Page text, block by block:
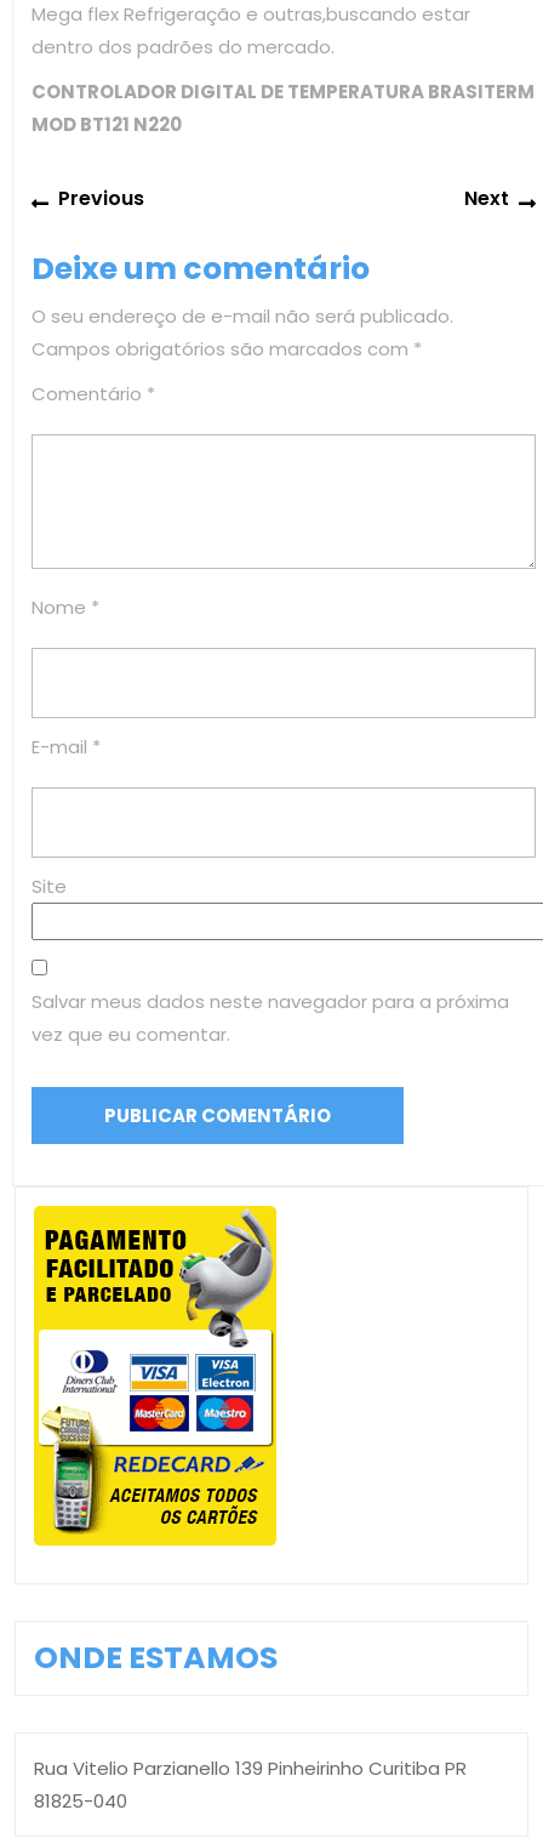
Mega flex Refrigeração e outras,buscando estar
dentro dos padrões do mercado.
CONTROLADOR DIGITAL DE TEMPERATURA BRASITERM
MOD BT121 N220
Navegação
de
Post
PreviousPrevious
Next
Deixe um comentário
O seu endereço de e-mail não será publicado.
Campos obrigatórios são marcados com *
Comentário *
Nome *
E-mail *
Site
Salvar meus dados neste navegador para a próxima
vez que eu comentar.
ONDE ESTAMOS
Rua Vitelio Parzianello 139 Pinheirinho Curitiba PR
81825-040